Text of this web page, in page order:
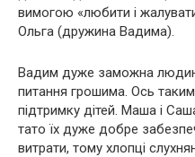
вимогою «любити і
Ольга (дружина Вадима).
Вадим дуже заможна
питання грошима. Ось таким
підтримку дітей. Маша і
тато їх дуже добре
витрати, тому хлопці